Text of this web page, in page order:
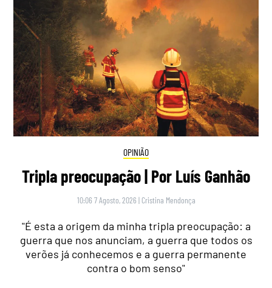
OPINIÃO
Tripla preocupação | Por Luís Ganhão
10:06 7 Agosto, 2026 | Cristina Mendonça
"É esta a origem da minha tripla preocupação: a
guerra que nos anunciam, a guerra que todos os
verões já conhecemos e a guerra permanente
contra o bom senso"